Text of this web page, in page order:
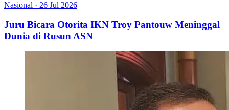
Nasional · 26 Jul 2026
Juru Bicara Otorita IKN Troy Pantouw Meninggal
Dunia di Rusun ASN